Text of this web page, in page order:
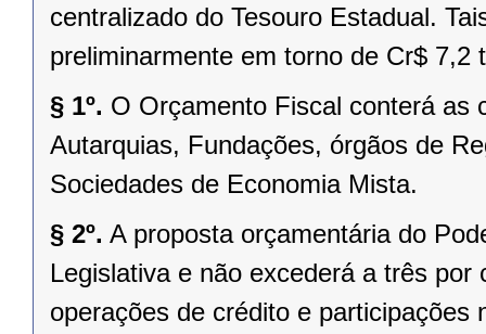
centralizado do Tesouro Estadual.
preliminarmente em torno de Cr$
§ 1º. O Orçamento Fiscal conterá as
Autarquias, Fundações, órgãos de
Sociedades de Economia Mista.
§ 2º. A proposta orçamentária do
Legislativa e não excederá a três
operações de crédito e